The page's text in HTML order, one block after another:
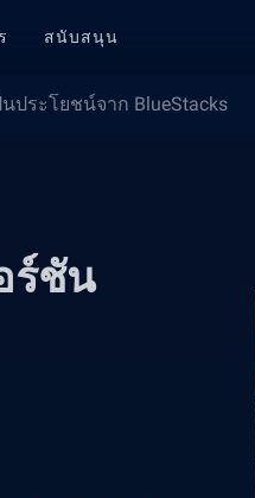
สนับสนุน
ประโยชน์จาก BlueStacks
ร์ชัน